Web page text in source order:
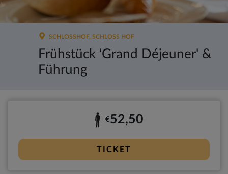
SCHLOSSHOF, SCHLOSS HOF
Frühstück 'Grand Déjeuner' &
Führung
€52,50
TICKET